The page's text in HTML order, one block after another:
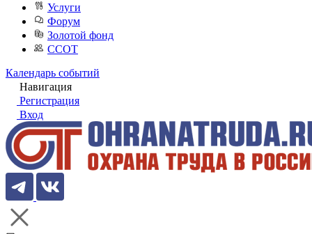
Услуги
Форум
Золотой фонд
ССОТ
Календарь событий
Навигация
Регистрация
Вход